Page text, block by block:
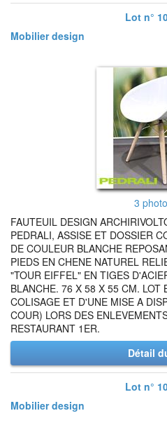
Lot n°
Mobilier design
3
FAUTEUIL DESIGN
PEDRALI, ASSISE ET DOSSIER
DE COULEUR BLANCHE
PIEDS EN CHENE NATUREL
"TOUR EIFFEL" EN TIGES
BLANCHE. 76 X 58 X 55 CM. LOT
COLISAGE ET D'UNE MISE A
COUR) LORS DES
RESTAURANT 1ER.
Détail
Lot n°
Mobilier design